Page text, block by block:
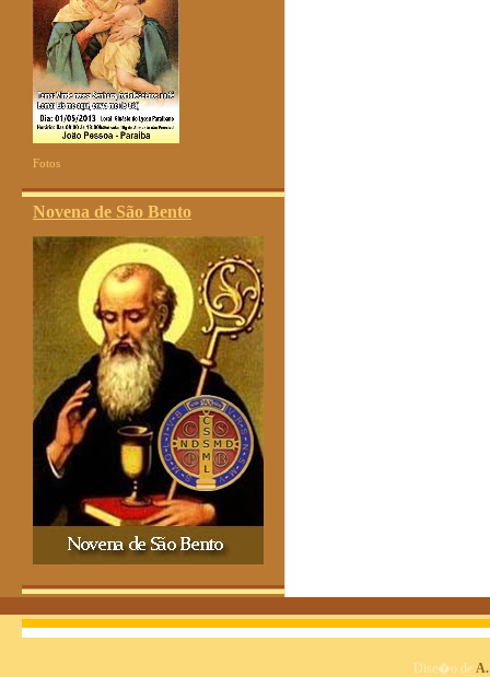
Fotos
Novena de São Bento
Dise�o de